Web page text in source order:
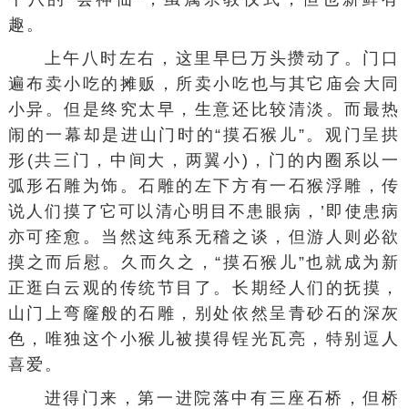
趣。
上午八时左右，这里早巳万头攒动了。门口
遍布卖小吃的摊贩，所卖小吃也与其它庙会大同
小异。但是终究太早，生意还比较清淡。而最热
闹的一幕却是进山门时的“摸石猴儿”。观门呈拱
形(共三门，中间大，两翼小)，门的内圈系以一
弧形石雕为饰。石雕的左下方有一石猴浮雕，传
说人们摸了它可以清心明目不患眼病，’即使患病
亦可痊愈。当然这纯系无稽之谈，但游人则必欲
摸之而后慰。久而久之，“摸石猴儿”也就成为新
正逛白云观的传统节目了。长期经人们的抚摸，
山门上弯窿般的石雕，别处依然呈青砂石的深灰
色，唯独这个小猴儿被摸得锃光瓦亮，特别逗人
喜爱。
进得门来，第一进院落中有三座石桥，但桥